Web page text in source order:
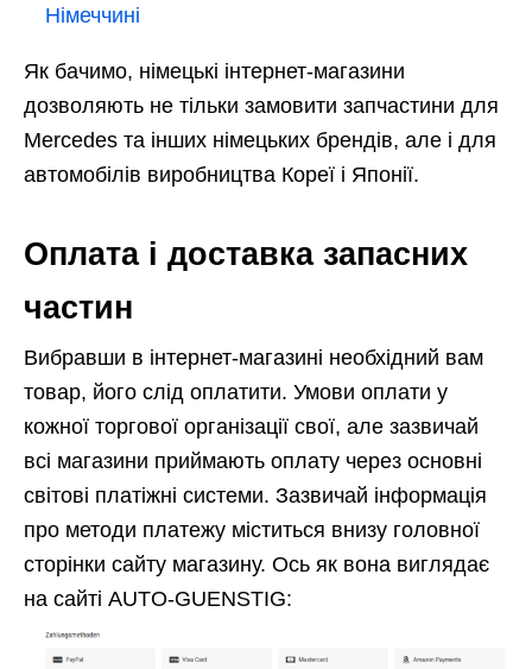
Німеччині
Як бачимо, німецькі інтернет-магазини
дозволяють не тільки замовити запчастини для
Mercedes та інших німецьких брендів, але і для
автомобілів виробництва Кореї і Японії.
Оплата і доставка запасних
частин
Вибравши в інтернет-магазині необхідний вам
товар, його слід оплатити. Умови оплати у
кожної торгової організації свої, але зазвичай
всі магазини приймають оплату через основні
світові платіжні системи. Зазвичай інформація
про методи платежу міститься внизу головної
сторінки сайту магазину. Ось як вона виглядає
на сайті AUTO-GUENSTIG: